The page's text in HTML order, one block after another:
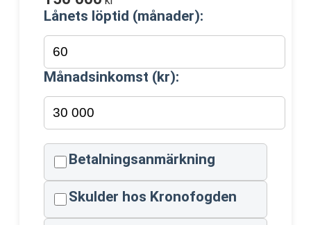
Lånets löptid (månader):
Månadsinkomst (kr):
Betalningsanmärkning
Skulder hos Kronofogden